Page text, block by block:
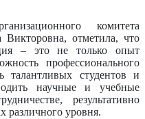
комитета
отметила, что
– это не только опыт
профессионального
студентов и
научные и учебные
результативно
различного уровня.